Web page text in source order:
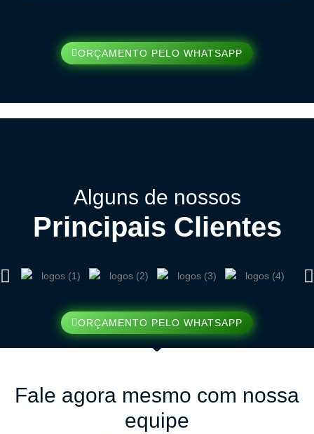
ORÇAMENTO PELO WHATSAPP
Alguns de nossos
Principais Clientes
ORÇAMENTO PELO WHATSAPP
Fale agora mesmo com nossa
equipe